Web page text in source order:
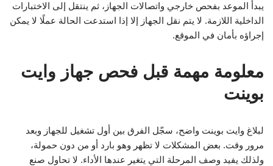
يبدأ الموعد بفحص خارجي واتصالات الجهاز، ثم ينتقل إلى الاختبارات
الداخلية اللازمة. لا يتم نقل الجهاز إلا إذا استدعت الحالة عملًا لا يمكن
إجراؤه بأمان في الموقع.
معلومة مهمة قبل فحص جهاز وايت
بوينت
لبلاغ وايت بوينت واضح، سجّل الفرق بين أول تشغيل للجهاز وبعد
مرور وقت. بعض المشكلات لا تظهر وهو بارد أو من دون حمولة،
ولذلك يفيد وصف المرحلة التي يتغير عندها الأداء. لا تحاول صنع